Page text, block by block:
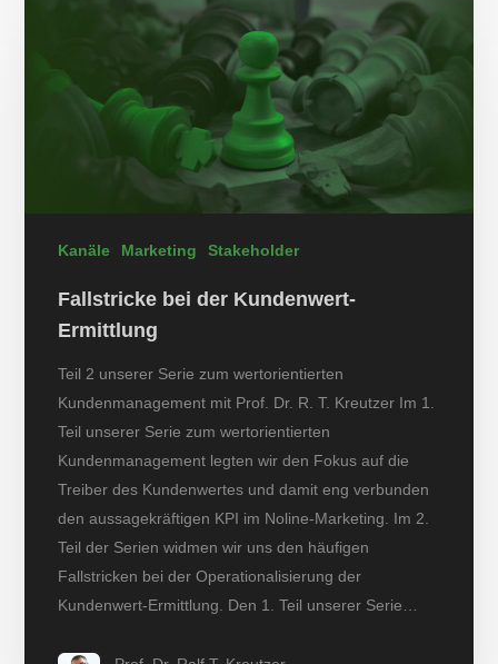
Kanäle Marketing Stakeholder
Fallstricke bei der Kundenwert-
Ermittlung
Teil 2 unserer Serie zum wertorientierten
Kundenmanagement mit Prof. Dr. R. T. Kreutzer Im 1.
Teil unserer Serie zum wertorientierten
Kundenmanagement legten wir den Fokus auf die
Treiber des Kundenwertes und damit eng verbunden
den aussagekräftigen KPI im Noline-Marketing. Im 2.
Teil der Serien widmen wir uns den häufigen
Fallstricken bei der Operationalisierung der
Kundenwert-Ermittlung. Den 1. Teil unserer Serie…